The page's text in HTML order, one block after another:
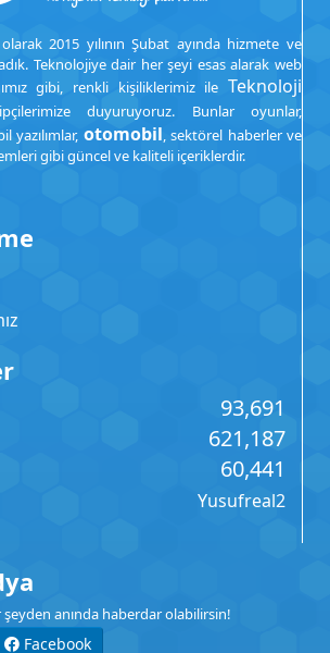
2015 yılının Şubat ayında hizmete ve
Teknolojiye dair her şeyi esas alarak web
gibi, renkli kişiliklerimiz ile Teknoloji
duyuruyoruz. Bunlar oyunlar,
yazılımlar, otomobil, sektörel haberler ve
gibi güncel ve kaliteli içeriklerdir.
93,691
621,187
60,441
Yusufreal2
anında haberdar olabilirsin!
Facebook